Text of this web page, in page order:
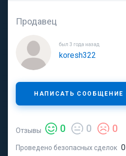
Продавец
был 3 года назад
koresh322
НАПИСАТЬ СООБЩЕНИЕ
Отзывы 0 0 0
Проведено безопасных сделок 0